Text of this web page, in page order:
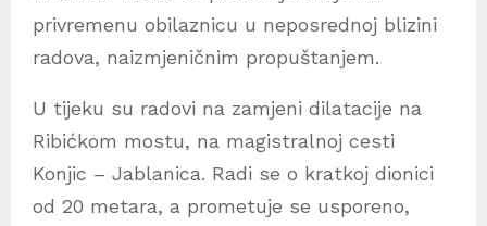
privremenu obilaznicu u neposrednoj blizini
radova, naizmjeničnim propuštanjem.
U tijeku su radovi na zamjeni dilatacije na
Ribićkom mostu, na magistralnoj cesti
Konjic – Jablanica. Radi se o kratkoj dionici
od 20 metara, a prometuje se usporeno,